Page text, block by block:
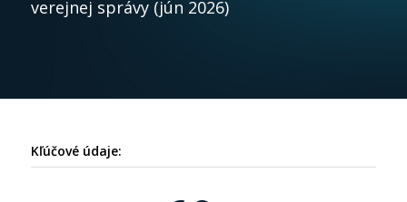
verejnej správy (jún 2026)
Kľúčové údaje: